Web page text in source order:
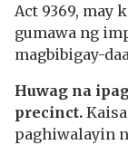
Act 9369, may
gumawa ng
magbibigay-
Huwag na
precinct.
paghiwalayin